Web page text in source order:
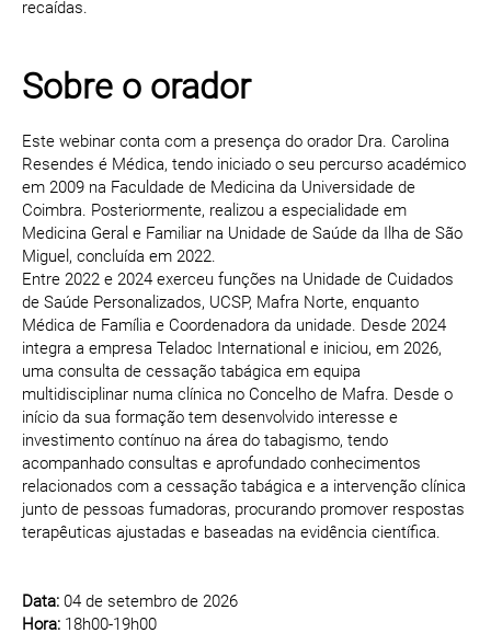
recaídas.
Sobre o orador
Este webinar conta com a presença do orador Dra. Carolina
Resendes é Médica, tendo iniciado o seu percurso académico
em 2009 na Faculdade de Medicina da Universidade de
Coimbra. Posteriormente, realizou a especialidade em
Medicina Geral e Familiar na Unidade de Saúde da Ilha de São
Miguel, concluída em 2022.
Entre 2022 e 2024 exerceu funções na Unidade de Cuidados
de Saúde Personalizados, UCSP, Mafra Norte, enquanto
Médica de Família e Coordenadora da unidade. Desde 2024
integra a empresa Teladoc International e iniciou, em 2026,
uma consulta de cessação tabágica em equipa
multidisciplinar numa clínica no Concelho de Mafra. Desde o
início da sua formação tem desenvolvido interesse e
investimento contínuo na área do tabagismo, tendo
acompanhado consultas e aprofundado conhecimentos
relacionados com a cessação tabágica e a intervenção clínica
junto de pessoas fumadoras, procurando promover respostas
terapêuticas ajustadas e baseadas na evidência científica.
Data: 04 de setembro de 2026
Hora: 18h00-19h00